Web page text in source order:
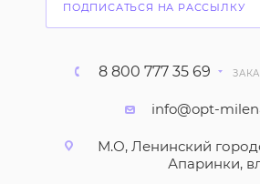
ПОДПИСАТЬСЯ НА РАССЫЛКУ
8 800 777 35 69
info@opt-
М.О, Ленинский
Апаринки,